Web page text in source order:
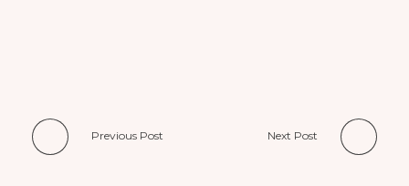
Previous Post Next Post